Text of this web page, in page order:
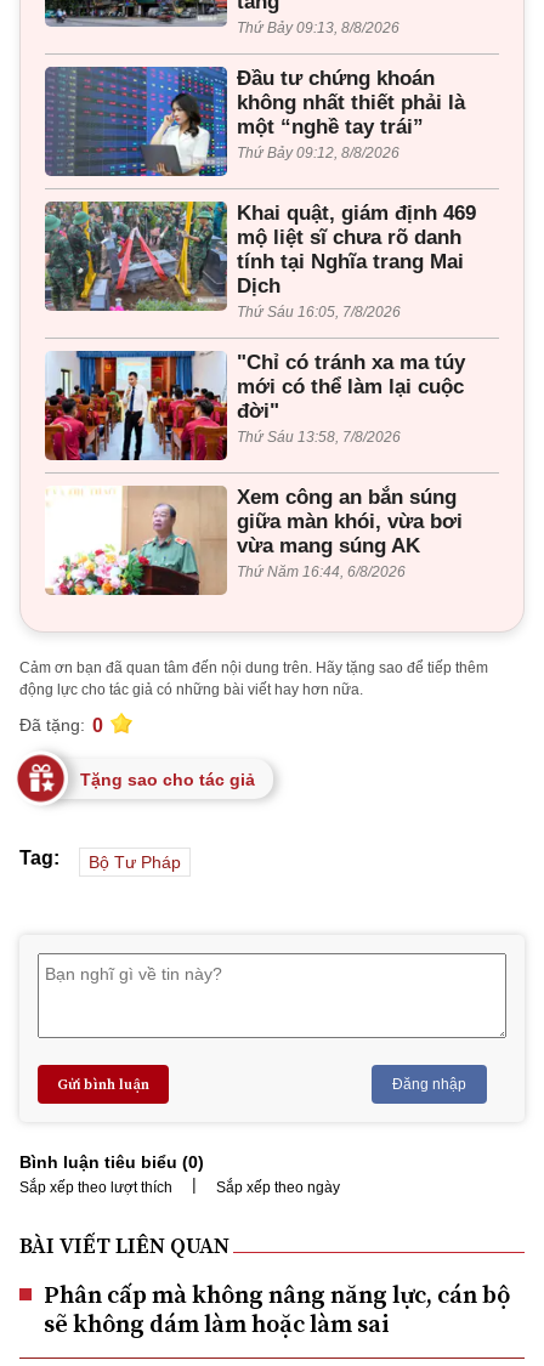
Thứ Bảy 09:13, 8/8/2026
Đầu tư chứng khoán
không nhất thiết phải là
một “nghề tay trái”
Thứ Bảy 09:12, 8/8/2026
Khai quật, giám định 469
mộ liệt sĩ chưa rõ danh
tính tại Nghĩa trang Mai
Dịch
Thứ Sáu 16:05, 7/8/2026
"Chỉ có tránh xa ma túy
mới có thể làm lại cuộc
đời"
Thứ Sáu 13:58, 7/8/2026
Xem công an bắn súng
giữa màn khói, vừa bơi
vừa mang súng AK
Thứ Năm 16:44, 6/8/2026
Cảm ơn bạn đã quan tâm đến nội dung trên. Hãy tặng sao để tiếp thêm
động lực cho tác giả có những bài viết hay hơn nữa.
Đã tặng: 0
Tặng sao cho tác giả
Tag: Bộ Tư Pháp
Gửi bình luận Đăng nhập
Bình luận tiêu biểu (0)
Sắp xếp theo lượt thích | Sắp xếp theo ngày
BÀI VIẾT LIÊN QUAN
Phân cấp mà không nâng năng lực, cán bộ
sẽ không dám làm hoặc làm sai